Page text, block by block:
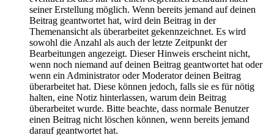
seiner Erstellung möglich. Wenn bereits jemand auf deinen
Beitrag geantwortet hat, wird dein Beitrag in der
Themenansicht als überarbeitet gekennzeichnet. Es wird
sowohl die Anzahl als auch der letzte Zeitpunkt der
Bearbeitungen angezeigt. Dieser Hinweis erscheint nicht,
wenn noch niemand auf deinen Beitrag geantwortet hat oder
wenn ein Administrator oder Moderator deinen Beitrag
überarbeitet hat. Diese können jedoch, falls sie es für nötig
halten, eine Notiz hinterlassen, warum dein Beitrag
überarbeitet wurde. Bitte beachte, dass normale Benutzer
einen Beitrag nicht löschen können, wenn bereits jemand
darauf geantwortet hat.